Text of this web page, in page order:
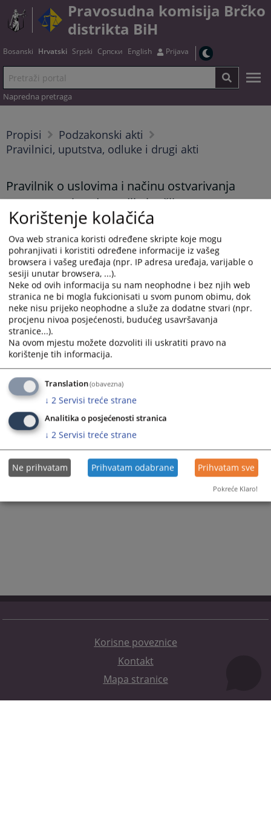
Pravosudna komisija Brčko
distrikta BiH
Bosanski Hrvatski Srpski Српски English Prijava
Napredna pretraga
Propisi
Podzakonski akti
Pravilnici, uputstva, odluke i drugi akti
Pravilnik o uslovima i načinu ostvarivanja
prava na naknadu sudija i tužilaca...
Tekst pravilnika možete preuzetiOVDJE.
Prikazana vijest je na: Hrvatski jezik
Vijest dostupna još na: Bosanski jezik Српски језик
80PREGLEDA
Korisne poveznice
Kontakt
Mapa stranice
Korištenje kolačića
Ova web stranica koristi određene skripte koje mogu
pohranjivati i koristiti određene informacije iz vašeg
browsera i vašeg uređaja (npr. IP adresa uređaja, varijable o
sesiji unutar browsera, ...).
Neke od ovih informacija su nam neophodne i bez njih web
stranica ne bi mogla fukcionisati u svom punom obimu, dok
neke nisu prijeko neophodne a služe za dodatne stvari (npr.
procjenu nivoa posjećenosti, budućeg usavršavanja
stranice...).
Na ovom mjestu možete dozvoliti ili uskratiti pravo na
korištenje tih informacija.
Translation(obavezna)
↓ 2 Servisi treće strane
Analitika o posjećenosti stranica
↓ 2 Servisi treće strane
Ne prihvatam Prihvatam odabrane Prihvatam sve
Pokreće Klaro!